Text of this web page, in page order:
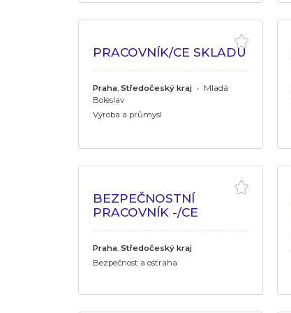
PRACOVNÍK/CE SKLADU
Praha, Středočeský kraj • Mladá
Boleslav
Výroba a průmysl
BEZPEČNOSTNÍ
PRACOVNÍK -/CE
Praha, Středočeský kraj
Bezpečnost a ostraha